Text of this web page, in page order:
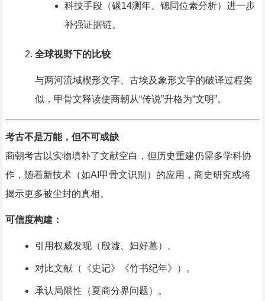
科技手段（碳14测年、锶同位素分析）进一步
补强证据链。
全球视野下的比较
与两河流域楔形文字、古埃及象形文字的破译过程类
似，甲骨文释读使商朝从“传说”升格为“文明”。
考古不是万能，但不可或缺
商朝考古以实物填补了文献空白，但历史重建仍需多学科协
作，随着新技术（如AI甲骨文识别）的应用，商史研究或将
揭示更多被尘封的真相。
可信度构建：
引用权威发现（殷墟、妇好墓）。
对比文献（《史记》《竹书纪年》）。
承认局限性（夏商分界问题）。